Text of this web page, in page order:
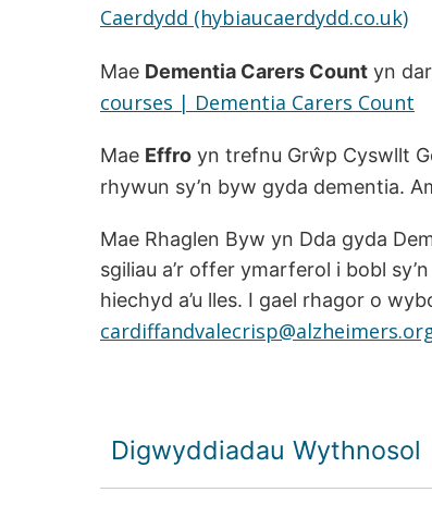
Caerdydd (hybiaucaerdydd.co.uk)
Mae Dementia Carers Count yn
courses | Dementia Carers Count
Mae Effro yn trefnu Grŵp Cyswllt
rhywun sy’n byw gyda dementia.
Mae Rhaglen Byw yn Dda gyda
sgiliau a’r offer ymarferol i bobl
hiechyd a’u lles. I gael rhagor o
Digwyddiadau Wythnosol